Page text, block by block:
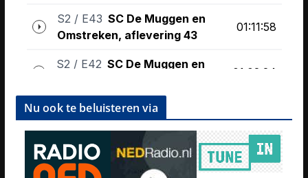
Nu ook te beluisteren via